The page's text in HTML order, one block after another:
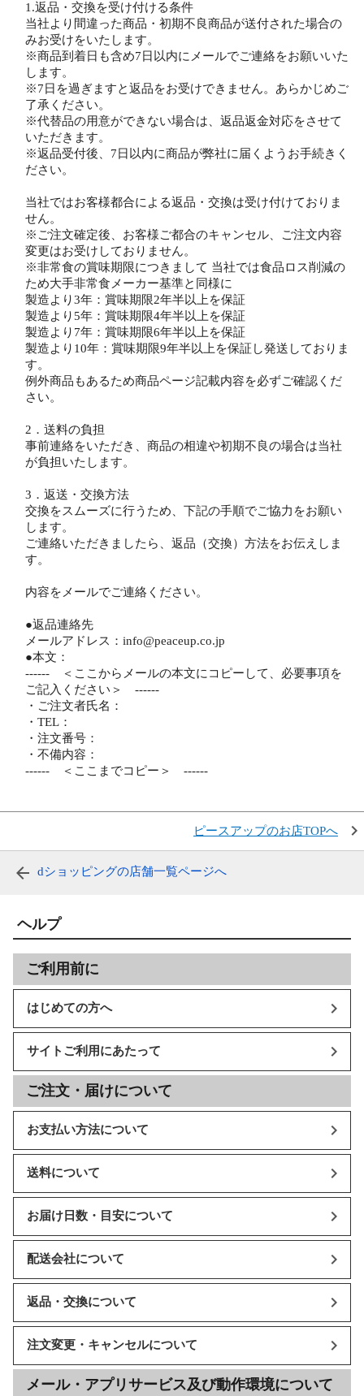
1.返品・交換を受け付ける条件
当社より間違った商品・初期不良商品が送付された場合の
みお受けをいたします。
※商品到着日も含め7日以内にメールでご連絡をお願いいた
します。
※7日を過ぎますと返品をお受けできません。あらかじめご
了承ください。
※代替品の用意ができない場合は、返品返金対応をさせて
いただきます。
※返品受付後、7日以内に商品が弊社に届くようお手続きく
ださい。
当社ではお客様都合による返品・交換は受け付けておりま
せん。
※ご注文確定後、お客様ご都合のキャンセル、ご注文内容
変更はお受けしておりません。
※非常食の賞味期限につきまして 当社では食品ロス削減の
ため大手非常食メーカー基準と同様に
製造より3年：賞味期限2年半以上を保証
製造より5年：賞味期限4年半以上を保証
製造より7年：賞味期限6年半以上を保証
製造より10年：賞味期限9年半以上を保証し発送しておりま
す。
例外商品もあるため商品ページ記載内容を必ずご確認くだ
さい。
2．送料の負担
事前連絡をいただき、商品の相違や初期不良の場合は当社
が負担いたします。
3．返送・交換方法
交換をスムーズに行うため、下記の手順でご協力をお願い
します。
ご連絡いただきましたら、返品（交換）方法をお伝えしま
す。
内容をメールでご連絡ください。
●返品連絡先
メールアドレス：info@peaceup.co.jp
●本文：
------ ＜ここからメールの本文にコピーして、必要事項を
ご記入ください＞ ------
・ご注文者氏名：
・TEL：
・注文番号：
・不備内容：
------ ＜ここまでコピー＞ ------
ピースアップのお店TOPへ
dショッピングの店舗一覧ページへ
ヘルプ
ご利用前に
はじめての方へ
サイトご利用にあたって
ご注文・届けについて
お支払い方法について
送料について
お届け日数・目安について
配送会社について
返品・交換について
注文変更・キャンセルについて
メール・アプリサービス及び動作環境について